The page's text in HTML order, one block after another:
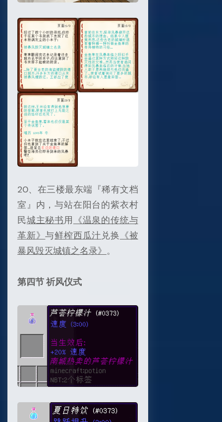
20、在三楼最东端『稀有文档
室』内，与站在阳台的紫衣村
民城主秘书用 《温泉的传统与
革新》与鲜榨西瓜汁兑换 《被
暴风毁灭城镇之名录》 。
第四节 祈风仪式